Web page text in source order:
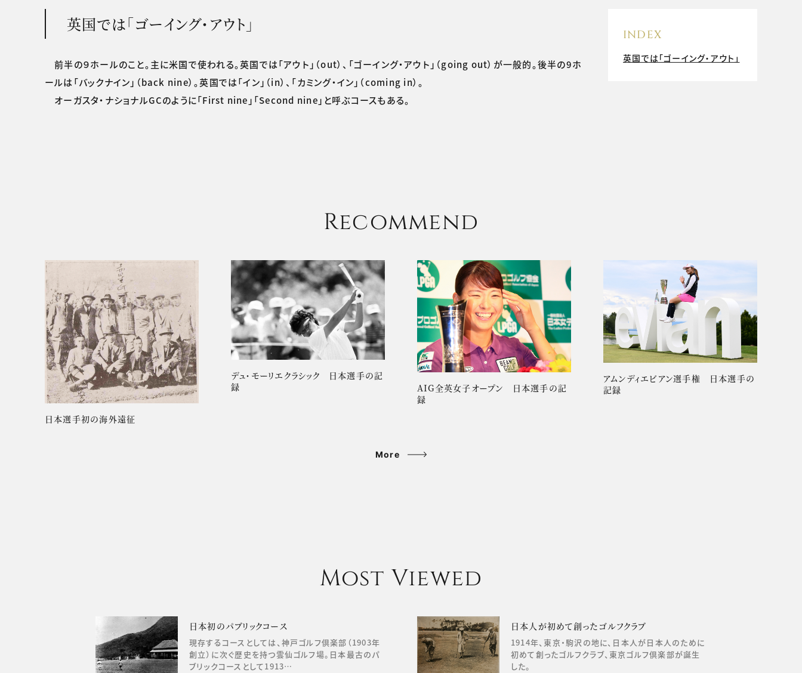
英国では「ゴーイング・アウト」
前半の９ホールのこと。主に米国で使われる。英国では「アウト」（out）、「ゴーイング・アウト」（going out）が一般的。後半の9ホ
ールは「バックナイン」（back nine）。英国では「イン」（in）、「カミング・イン」（coming in）。
オーガスタ・ナショナルGCのように「First nine」「Second nine」と呼ぶコースもある。
INDEX
英国では「ゴーイング・アウト」
Recommend
日本選手初の海外遠征
デュ・モーリエクラシック 日本選手の記
録
AIG全英女子オープン 日本選手の記
録
アムンディエビアン選手権 日本選手の
記録
More
Most Viewed
日本初のパブリックコース
現存するコースとしては、神戸ゴルフ倶楽部（1903年
創立）に次ぐ歴史を持つ雲仙ゴルフ場。日本最古のパ
ブリックコースとして1913…
日本人が初めて創ったゴルフクラブ
1914年、東京・駒沢の地に、日本人が日本人のために
初めて創ったゴルフクラブ、東京ゴルフ倶楽部が誕生
した。